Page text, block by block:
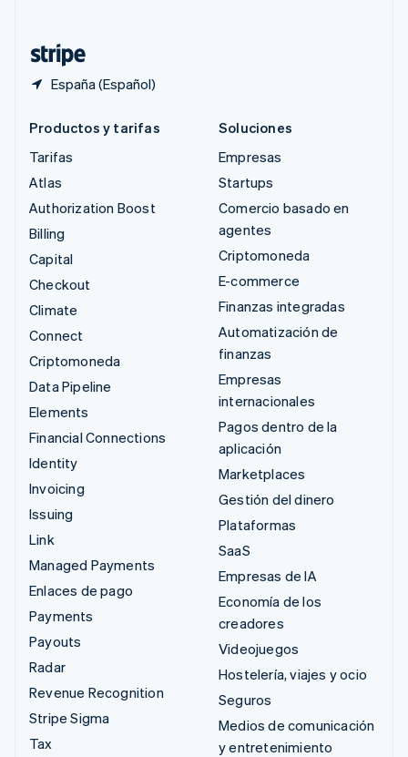
España (Español)
Productos y tarifas
Tarifas
Atlas
Authorization Boost
Billing
Capital
Checkout
Climate
Connect
Criptomoneda
Data Pipeline
Elements
Financial Connections
Identity
Invoicing
Issuing
Link
Managed Payments
Enlaces de pago
Payments
Payouts
Radar
Revenue Recognition
Stripe Sigma
Tax
Soluciones
Empresas
Startups
Comercio basado en
agentes
Criptomoneda
E-commerce
Finanzas integradas
Automatización de
finanzas
Empresas
internacionales
Pagos dentro de la
aplicación
Marketplaces
Gestión del dinero
Plataformas
SaaS
Empresas de IA
Economía de los
creadores
Videojuegos
Hostelería, viajes y ocio
Seguros
Medios de comunicación
y entretenimiento